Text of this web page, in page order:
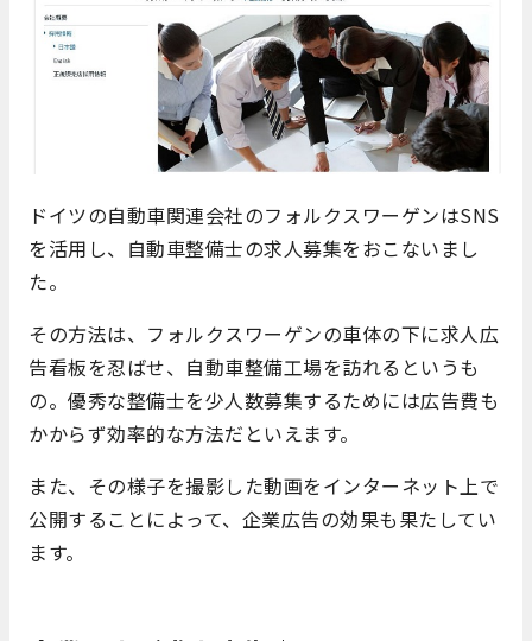
ドイツの自動車関連会社のフォルクスワーゲンはSNS
を活用し、自動車整備士の求人募集をおこないまし
た。
その方法は、フォルクスワーゲンの車体の下に求人広
告看板を忍ばせ、自動車整備工場を訪れるというも
の。優秀な整備士を少人数募集するためには広告費も
かからず効率的な方法だといえます。
また、その様子を撮影した動画をインターネット上で
公開することによって、企業広告の効果も果たしてい
ます。